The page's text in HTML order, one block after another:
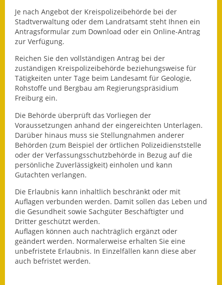
Je nach Angebot der Kreispolizeibehörde bei der
Stadtverwaltung oder dem Landratsamt steht Ihnen ein
Antragsformular zum Download oder ein Online-Antrag
zur Verfügung.
Reichen Sie den vollständigen Antrag bei der
zuständigen Kreispolizeibehörde beziehungsweise für
Tätigkeiten unter Tage beim Landesamt für Geologie,
Rohstoffe und Bergbau am Regierungspräsidium
Freiburg ein.
Die Behörde überprüft das Vorliegen der
Voraussetzungen anhand der eingereichten Unterlagen.
Darüber hinaus muss sie Stellungnahmen anderer
Behörden (zum Beispiel der örtlichen Polizeidienststelle
oder der Verfassungsschutzbehörde in Bezug auf die
persönliche Zuverlässigkeit) einholen und kann
Gutachten verlangen.
Die Erlaubnis kann inhaltlich beschränkt oder mit
Auflagen verbunden werden. Damit sollen das Leben und
die Gesundheit sowie Sachgüter Beschäftigter und
Dritter geschützt werden.
Auflagen können auch nachträglich ergänzt oder
geändert werden. Normalerweise erhalten Sie eine
unbefristete Erlaubnis. In Einzelfällen kann diese aber
auch befristet werden.